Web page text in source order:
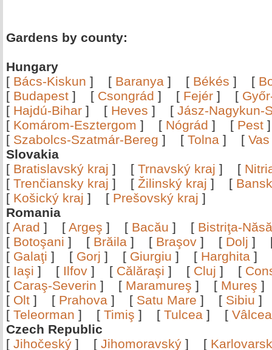
Gardens by county:
Hungary
[ Bács-Kiskun ] [ Baranya ] [ Békés ] [
[ Budapest ] [ Csongrád ] [ Fejér ] [
[ Hajdú-Bihar ] [ Heves ] [ Jász-Nagykun-
[ Komárom-Esztergom ] [ Nógrád ] [ Pest
[ Szabolcs-Szatmár-Bereg ] [ Tolna ] [ Vas
Slovakia
[ Bratislavský kraj ] [ Trnavský kraj ] [
[ Trenčiansky kraj ] [ Žilinský kraj ] [
[ Košický kraj ] [ Prešovský kraj ]
Romania
[ Arad ] [ Argeş ] [ Bacău ] [ Bistriţa-
[ Botoşani ] [ Brăila ] [ Braşov ] [ Dolj ]
[ Galaţi ] [ Gorj ] [ Giurgiu ] [ Harghita ]
[ Iaşi ] [ Ilfov ] [ Călăraşi ] [ Cluj ] [
[ Caraş-Severin ] [ Maramureş ] [ Mureş
[ Olt ] [ Prahova ] [ Satu Mare ] [ Sibiu
[ Teleorman ] [ Timiş ] [ Tulcea ] [
Czech Republic
[ Jihočeský ] [ Jihomoravský ] [